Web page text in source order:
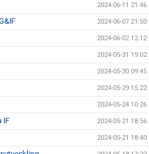
2024-06-11 21:46
2024-06-07 21:50
2024-06-02 12:12
2024-05-31 19:02
2024-05-30 09:45
2024-05-29 15:22
2024-05-24 10:26
IF 2024-05-21 18:56
2024-05-21 18:40